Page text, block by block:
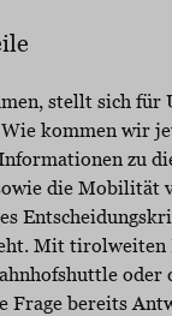
stellt sich für
kommen wir
zu
die Mobilität
Mit tirolweiten
oder
Frage bereits